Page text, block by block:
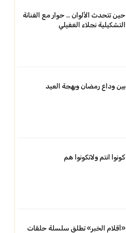
حين تتحدث الألوان .. حوار مع الفنانة
التشكيلية نجلاء الغفيلي
بين وداع رمضان وبهجة العيد
كونوا انتم ولاتكونوا هم
«أقلام الخبر» تطلق سلسلة حلقات